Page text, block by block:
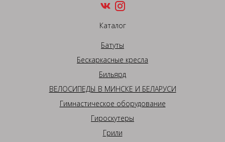
Каталог
Батуты
Бескаркасные кресла
Бильярд
ВЕЛОСИПЕДЫ В МИНСКЕ И БЕЛАРУСИ
Гимнастическое оборудование
Гироскутеры
Грили